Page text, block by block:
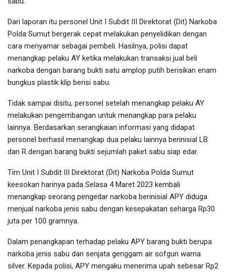
Dari laporan itu personel Unit I Subdit III Direktorat (Dit) Narkoba
Polda Sumut bergerak cepat melakukan penyelidikan dengan
cara menyamar sebagai pembeli. Hasilnya, polisi dapat
menangkap pelaku AY ketika melakukan transaksi jual beli
narkoba dengan barang bukti satu amplop putih berisikan enam
bungkus plastik klip berisi sabu.
Tidak sampai disitu, personel setelah menangkap pelaku AY
melakukan pengembangan untuk menangkap para pelaku
lainnya. Berdasarkan serangkaian informasi yang didapat
personel berhasil menangkap dua pelaku lainnya berinisial LB
dan R dengan barang bukti sejumlah paket sabu siap edar.
Tim Unit I Subdit III Direktorat (Dit) Narkoba Polda Sumut
keesokan harinya pada Selasa 4 Maret 2023 kembali
menangkap seorang pengedar narkoba berinisial APY diduga
menjual narkoba jenis sabu dengan kesepakatan seharga Rp30
juta per 100 gramnya.
Dalam penangkapan terhadap pelaku APY barang bukti berupa
narkoba jenis sabu dan senjata genggam air sofgun warna
silver. Kepada polisi, APY mengaku menerima upah sebesar Rp2